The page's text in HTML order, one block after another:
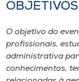
OBJETIVOS
O objetivo do
profissionais,
administrativa
conhecimentos,